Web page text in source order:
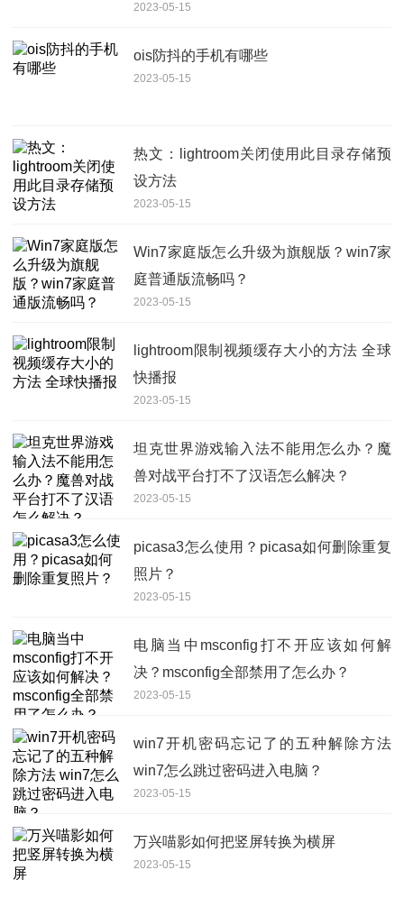
2023-05-15
ois防抖的手机有哪些
2023-05-15
热文：lightroom关闭使用此目录存储预
设方法
2023-05-15
Win7家庭版怎么升级为旗舰版？win7家
庭普通版流畅吗？
2023-05-15
lightroom限制视频缓存大小的方法 全球
快播报
2023-05-15
坦克世界游戏输入法不能用怎么办？魔
兽对战平台打不了汉语怎么解决？
2023-05-15
picasa3怎么使用？picasa如何删除重复
照片？
2023-05-15
电脑当中msconfig打不开应该如何解
决？msconfig全部禁用了怎么办？
2023-05-15
win7开机密码忘记了的五种解除方法
win7怎么跳过密码进入电脑？
2023-05-15
万兴喵影如何把竖屏转换为横屏
2023-05-15